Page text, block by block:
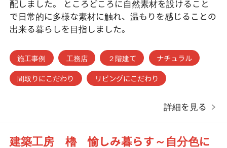
配しました。 ところどころに自然素材を設けること
で日常的に多様な素材に触れ、温もりを感じることの
出来る暮らしを目指しました。
施工事例 工務店 ２階建て
ナチュラル
間取りにこだわり
リビングにこだわり
詳細を見る
建築工房 櫓 愉しみ暮らす～自分色に